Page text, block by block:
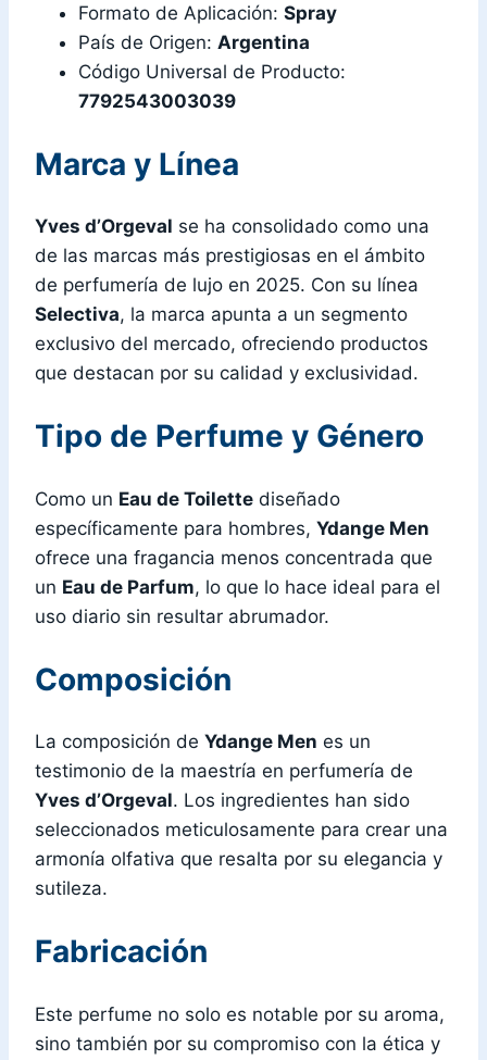
Formato de Aplicación: Spray
País de Origen: Argentina
Código Universal de Producto:
7792543003039
Marca y Línea
Yves d’Orgeval se ha consolidado como una
de las marcas más prestigiosas en el ámbito
de perfumería de lujo en 2025. Con su línea
Selectiva, la marca apunta a un segmento
exclusivo del mercado, ofreciendo productos
que destacan por su calidad y exclusividad.
Tipo de Perfume y Género
Como un Eau de Toilette diseñado
específicamente para hombres, Ydange Men
ofrece una fragancia menos concentrada que
un Eau de Parfum, lo que lo hace ideal para el
uso diario sin resultar abrumador.
Composición
La composición de Ydange Men es un
testimonio de la maestría en perfumería de
Yves d’Orgeval. Los ingredientes han sido
seleccionados meticulosamente para crear una
armonía olfativa que resalta por su elegancia y
sutileza.
Fabricación
Este perfume no solo es notable por su aroma,
sino también por su compromiso con la ética y